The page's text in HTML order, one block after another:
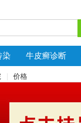
染 牛皮癣诊断
价格